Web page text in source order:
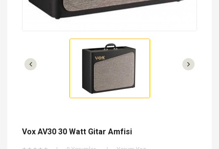
Vox AV30 30 Watt Gitar Amfisi